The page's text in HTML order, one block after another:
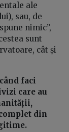
ale
sau, de
nimic”,
sunt
cât și
faci
care au
din